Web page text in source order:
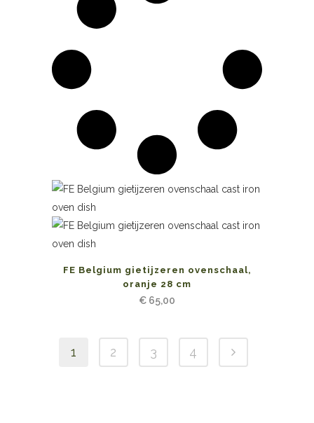
FE Belgium gietijzeren ovenschaal,
oranje 28 cm
€ 65,00
1 2 3 4